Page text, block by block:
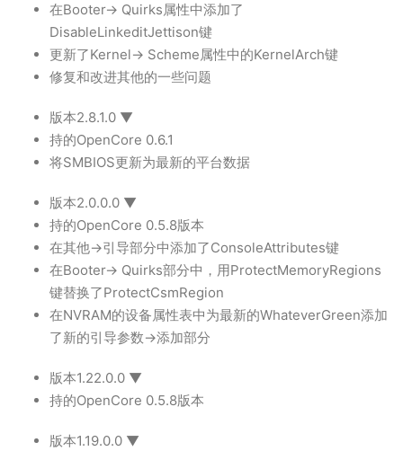
在Booter-> Quirks属性中添加了
DisableLinkeditJettison键
更新了Kernel-> Scheme属性中的KernelArch键
修复和改进其他的一些问题
版本2.8.1.0 ▼
持的OpenCore 0.6.1
将SMBIOS更新为最新的平台数据
版本2.0.0.0 ▼
持的OpenCore 0.5.8版本
在其他->引导部分中添加了ConsoleAttributes键
在Booter-> Quirks部分中，用ProtectMemoryRegions
键替换了ProtectCsmRegion
在NVRAM的设备属性表中为最新的WhateverGreen添加
了新的引导参数->添加部分
版本1.22.0.0 ▼
持的OpenCore 0.5.8版本
版本1.19.0.0 ▼